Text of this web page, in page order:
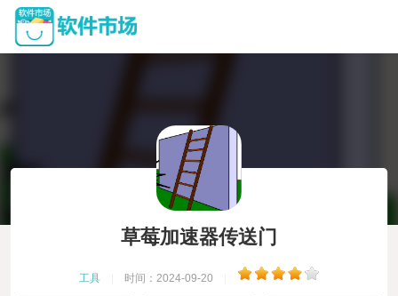
草莓加速器传送门
工具 时间：2024-09-20